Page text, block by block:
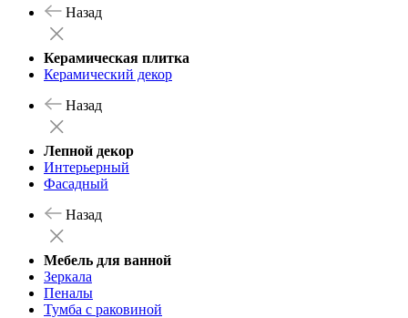
Назад
Керамическая плитка
Керамический декор
Назад
Лепной декор
Интерьерный
Фасадный
Назад
Мебель для ванной
Зеркала
Пеналы
Тумба с раковиной